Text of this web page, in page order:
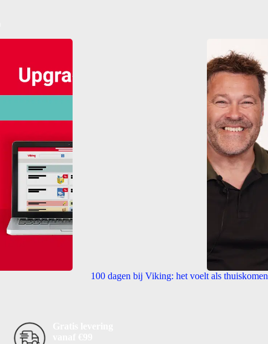
100 dagen bij Viking: het voelt als thuiskomen